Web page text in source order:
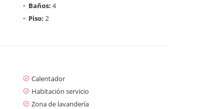
Baños: 4
Piso: 2
Calentador
Habitación servicio
Zona de lavandería